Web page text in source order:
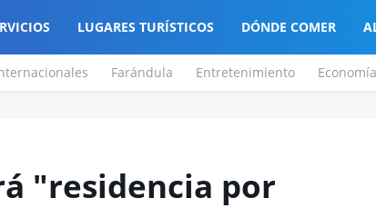
LUGARES TURÍSTICOS DÓNDE COMER
Farándula Entretenimiento Economía
"residencia por